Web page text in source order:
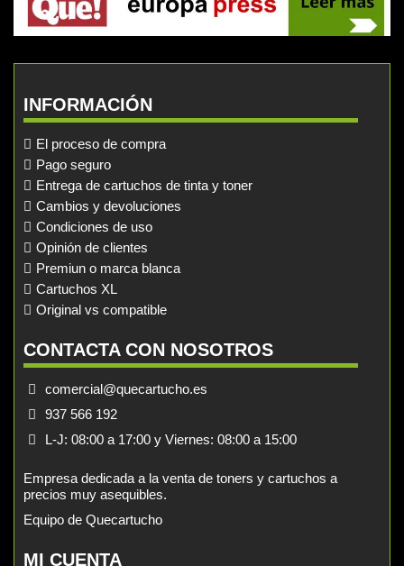
INFORMACIÓN
El proceso de compra
Pago seguro
Entrega de cartuchos de tinta y toner
Cambios y devoluciones
Condiciones de uso
Opinión de clientes
Premiun o marca blanca
Cartuchos XL
Original vs compatible
CONTACTA CON NOSOTROS
comercial@quecartucho.es
937 566 192
L-J: 08:00 a 17:00 y Viernes: 08:00 a 15:00
Empresa dedicada a la venta de toners y cartuchos a
precios muy asequibles.
Equipo de Quecartucho
MI CUENTA